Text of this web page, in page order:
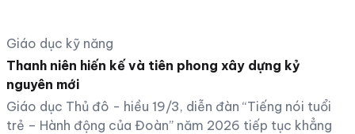
Giáo dục kỹ năng
Thanh niên hiến kế và tiên phong xây dựng kỷ
nguyên mới
Giáo dục Thủ đô - hiều 19/3, diễn đàn “Tiếng nói tuổi
trẻ – Hành động của Đoàn” năm 2026 tiếp tục khẳng